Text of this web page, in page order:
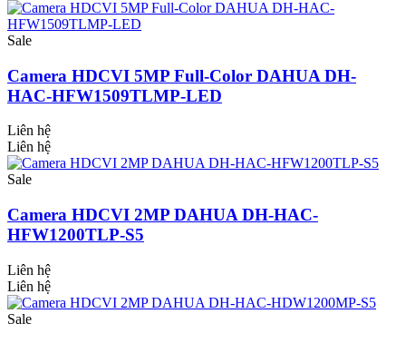
Sale
Camera HDCVI 5MP Full-Color DAHUA DH-
HAC-HFW1509TLMP-LED
Liên hệ
Liên hệ
Sale
Camera HDCVI 2MP DAHUA DH-HAC-
HFW1200TLP-S5
Liên hệ
Liên hệ
Sale